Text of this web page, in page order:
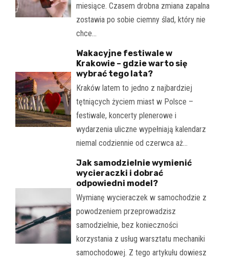
miesiące. Czasem drobna zmiana zapalna
zostawia po sobie ciemny ślad, który nie
chce…
Wakacyjne festiwale w
Krakowie – gdzie warto się
wybrać tego lata?
Kraków latem to jedno z najbardziej
tętniących życiem miast w Polsce –
festiwale, koncerty plenerowe i
wydarzenia uliczne wypełniają kalendarz
niemal codziennie od czerwca aż…
Jak samodzielnie wymienić
wycieraczki i dobrać
odpowiedni model?
Wymianę wycieraczek w samochodzie z
powodzeniem przeprowadzisz
samodzielnie, bez konieczności
korzystania z usług warsztatu mechaniki
samochodowej. Z tego artykułu dowiesz